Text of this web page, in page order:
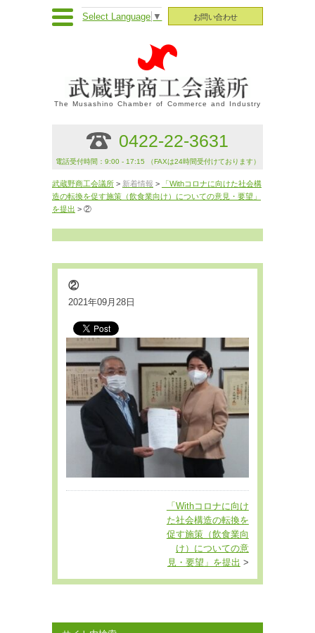
お問い合わせ
Select Language ▼
The Musashino Chamber of Commerce and Industry
0422-22-3631
電話受付時間：9:00 - 17:15 （FAXは24時間受付けております）
武蔵野商工会議所 > 新着情報 >
「Withコロナに向けた社会構
造の転換を促す施策（飲食業向け）についての意見・要望」
を提出 > ②
②
2021年09月28日
「Withコロナに向け
た社会構造の転換を
促す施策（飲食業向
け）についての意
見・要望」を提出 >